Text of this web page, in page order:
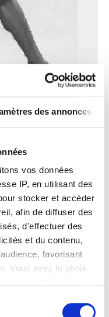
des annonces
vos données
IP, en utilisant des
stocker et accéder
afin de diffuser des
d'effectuer des
et du contenu,
favorisant
Vous avez le choix
relative aux